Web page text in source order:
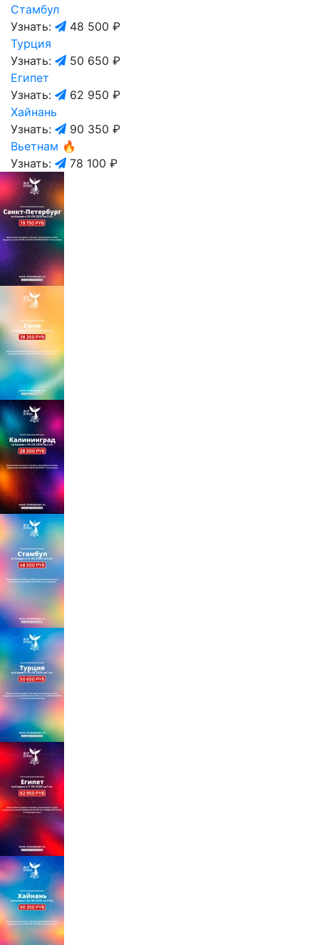
Стамбул
Узнать:
48 500 ₽
Турция
Узнать:
50 650 ₽
Египет
Узнать:
62 950 ₽
Хайнань
Узнать:
90 350 ₽
Вьетнам 🔥
Узнать:
78 100 ₽